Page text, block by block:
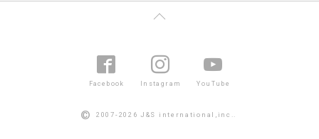
Facebook Instagram YouTube
© 2007-2026 J&S international,inc..